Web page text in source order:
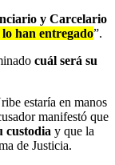
y Carcelario
han entregado”.
cuál será su
estaría en manos
manifestó que
custodia y que la
de Justicia.